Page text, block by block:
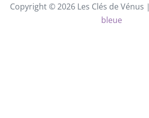
Copyright © 2026 Les Clés de Vénus |
bleue